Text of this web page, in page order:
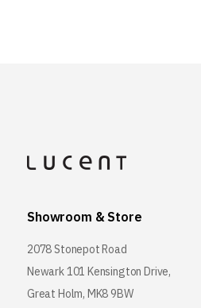
Showroom & Store
2078 Stonepot Road
Newark 101 Kensington Drive,
Great Holm, MK8 9BW